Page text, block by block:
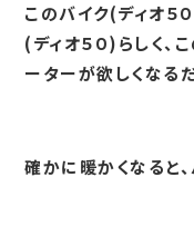
このバイク(ディオ５
(ディオ５０)らしく
ーターが欲しくなる
確かに暖かくなると